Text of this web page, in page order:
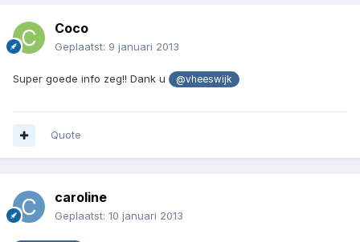
Coco
Geplaatst: 9 januari 2013
Super goede info zeg!! Dank u @vheeswijk
Quote
caroline
Geplaatst: 10 januari 2013